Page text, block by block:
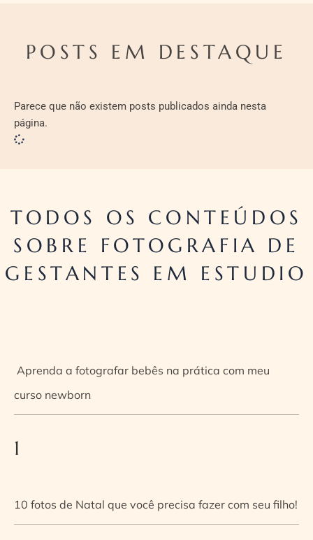
POSTS EM DESTAQUE
Parece que não existem posts publicados ainda nesta
página.
TODOS OS CONTEÚDOS
SOBRE FOTOGRAFIA DE
GESTANTES EM ESTUDIO
Aprenda a fotografar bebês na prática com meu
curso newborn
1
10 fotos de Natal que você precisa fazer com seu filho!